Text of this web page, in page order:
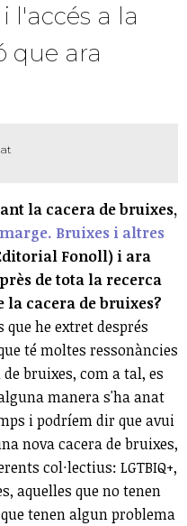
l'accés a la
que ara
la cacera de bruixes,
Bruixes i altres
Fonoll) i ara
de tota la recerca
la cacera de bruixes?
he extret després
té moltes ressonàncies
bruixes, com a tal, es
manera s'ha anat
i podríem dir que avui
nova cacera de bruixes,
col·lectius: LGTBIQ+,
aquelles que no tenen
tenen algun problema